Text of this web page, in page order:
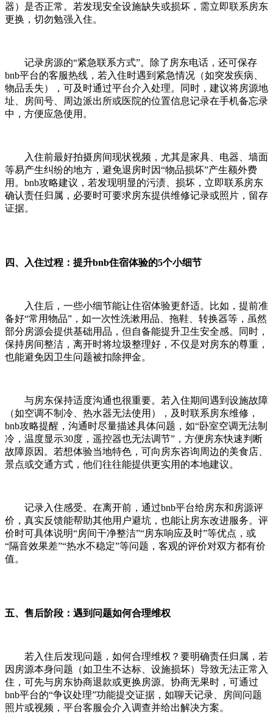
器）是否正常。若发现安全设施缺失或损坏，需立即联系房东
更换，切勿勉强入住。
记录房源的“紧急联系方式”。除了房东电话，还可保存
bnb平台的客服热线，若入住时遇到紧急情况（如突发疾病、
物品丢失），可及时通过平台介入处理。同时，建议将房源地
址、房间号、周边派出所或医院的位置信息记录在手机备忘录
中，方便应急使用。
入住前最好拍摄房间现状视频，尤其是家具、电器、墙面
等易产生纠纷的地方，避免退房时因“物品损坏”产生额外费
用。bnb攻略建议，若发现明显的污渍、损坏，立即联系房东
确认责任归属，必要时可要求房东提供维修记录或照片，留存
证据。
四、入住过程：提升bnb住宿体验的5个小细节
入住后，一些小细节能让住宿体验更舒适。比如，提前准
备好“常用物品”，如一次性洗漱用品、拖鞋、转换器等，虽然
部分房源会提供基础用品，但自备能提升卫生安全感。同时，
保持房间整洁，离开时将垃圾整理好，不仅是对房东的尊重，
也能避免因卫生问题被扣除押金。
与房东保持适度沟通也很重要。若入住期间遇到设施故障
（如空调不制冷、热水器无法使用），及时联系房东维修，
bnb攻略提醒，沟通时尽量描述具体问题，如“卧室空调无法制
冷，温度显示30度，遥控器也无法调节”，方便房东快速判断
故障原因。若想体验当地特色，可向房东咨询周边的美食店、
景点或交通方式，他们往往能提供更实用的本地建议。
记录入住感受。在离开前，通过bnb平台给房东和房源评
价，真实反馈能帮助其他用户避坑，也能让房东改进服务。评
价时可具体说明“房间干净整洁”“房东响应及时”等优点，或
“隔音效果差”“热水不稳定”等问题，客观的评价对双方都有价
值。
五、售后阶段：遇到问题如何合理维权
若入住后发现问题，如何合理维权？要明确责任归属，若
因房源本身问题（如卫生不达标、设施损坏）导致无法正常入
住，可先与房东协商退款或更换房源。协商无果时，可通过
bnb平台的“争议处理”功能提交证据，如聊天记录、房间问题
照片或视频，平台客服会介入调查并给出解决方案。